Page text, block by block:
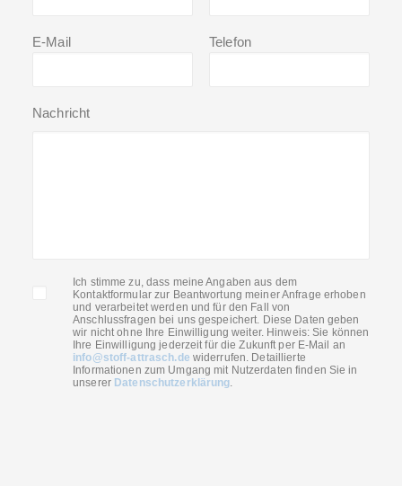
E-Mail Telefon
Nachricht
Ich stimme zu, dass meine Angaben aus dem
Kontaktformular zur Beantwortung meiner Anfrage erhoben
und verarbeitet werden und für den Fall von
Anschlussfragen bei uns gespeichert. Diese Daten geben
wir nicht ohne Ihre Einwilligung weiter. Hinweis: Sie können
Ihre Einwilligung jederzeit für die Zukunft per E-Mail an
info@stoff-attrasch.de widerrufen. Detaillierte
Informationen zum Umgang mit Nutzerdaten finden Sie in
unserer Datenschutzerklärung.